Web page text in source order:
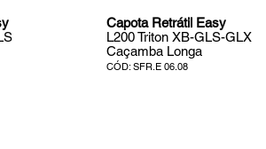
Capota Retrátil Easy
L200 Triton XB-GLS-GLX
Caçamba Longa
CÓD: SFR.E 06.08